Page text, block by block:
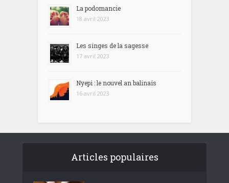
La podomancie
18 avril 2023
Les singes de la sagesse
17 avril 2023
Nyepi : le nouvel an balinais
16 avril 2023
Articles populaires